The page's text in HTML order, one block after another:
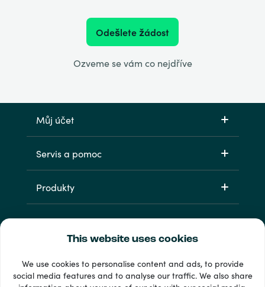
This website uses cookies
We use cookies to personalise content and ads, to provide
social media features and to analyse our traffic. We also share
Odešlete žádost
Ozveme se vám co nejdříve
Můj účet
Servis a pomoc
Produkty